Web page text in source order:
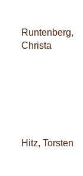
Runtenberg,
Christa
Hitz, Torsten